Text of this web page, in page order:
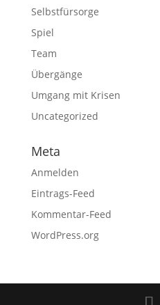
Selbstfürsorge
Spiel
Team
Übergänge
Umgang mit Krisen
Uncategorized
Meta
Anmelden
Eintrags-Feed
Kommentar-Feed
WordPress.org